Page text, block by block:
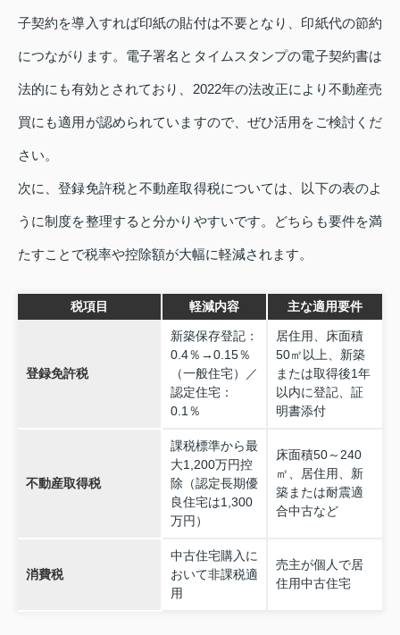
子契約を導入すれば印紙の貼付は不要となり、印紙代の節約
につながります。電子署名とタイムスタンプの電子契約書は
法的にも有効とされており、2022年の法改正により不動産売
買にも適用が認められていますので、ぜひ活用をご検討くだ
さい。
次に、登録免許税と不動産取得税については、以下の表のよ
うに制度を整理すると分かりやすいです。どちらも要件を満
たすことで税率や控除額が大幅に軽減されます。
税項目 軽減内容 主な適用要件
登録免許税
新築保存登記：
0.4％→0.15％
（一般住宅）／
認定住宅：
0.1％
居住用、床面積
50㎡以上、新築
または取得後1年
以内に登記、証
明書添付
不動産取得税
課税標準から最
大1,200万円控
除（認定長期優
良住宅は1,300
万円）
床面積50～240
㎡、居住用、新
築または耐震適
合中古など
消費税
中古住宅購入に
おいて非課税適
用
売主が個人で居
住用中古住宅